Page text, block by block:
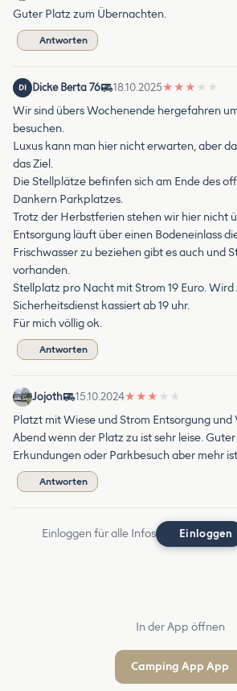
Guter Platz zum Übernachten.
Antworten
DI Dicke Berta 76 18.10.2025★ ★ ★ ★ ★
Wir sind übers Wochenende hergefahren
besuchen.
Luxus kann man hier nicht erwarten, aber
das Ziel.
Die Stellplätze befinfen sich am Ende des
Dankern Parkplatzes.
Trotz der Herbstferien stehen wir hier nicht
Entsorgung läuft über einen Bodeneinlass
Frischwasser zu beziehen gibt es auch und
vorhanden.
Stellplatz pro Nacht mit Strom 19 Euro. Wird
Sicherheitsdienst kassiert ab 19 uhr.
Für mich völlig ok.
Antworten
Jojoth 15.10.2024★ ★ ★ ★ ★
Platzt mit Wiese und Strom Entsorgung und
Abend wenn der Platz zu ist sehr leise.
Erkundungen oder Parkbesuch aber mehr
Antworten
Einloggen für alle Infos Einloggen
In der App öffnen
Camping App App